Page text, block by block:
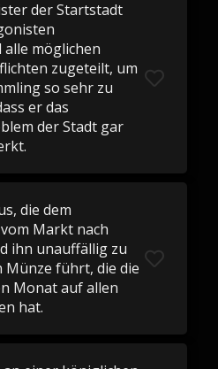
der Startstadt
möglichen
zugeteilt, um
so sehr zu
er das
der Stadt gar
die dem
Markt nach
ihn unauffällig zu
Münze führt, die die
Monat auf allen
hat.